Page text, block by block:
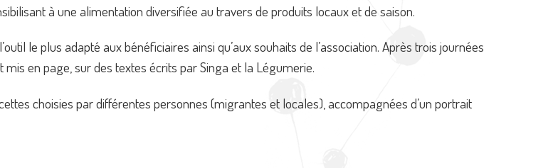
à une alimentation diversifiée au travers de produits locaux et de saison.
le plus adapté aux bénéficiaires ainsi qu’aux souhaits de l’association. Après trois journées
mis en page, sur des textes écrits par Singa et la Légumerie.
choisies par différentes personnes (migrantes et locales), accompagnées d’un portrait